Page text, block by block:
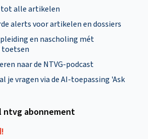
alle artikelen
alerts voor artikelen en dossiers
en nascholing mét
toetsen
naar de NTVG-podcast
je vragen via de AI-toepassing 'Ask
ntvg abonnement